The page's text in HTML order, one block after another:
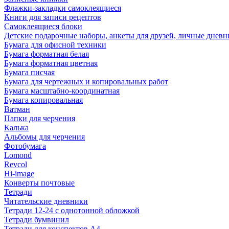
Флажки-закладки самоклеящиеся
Книги для записи рецептов
Самоклеящиеся блоки
Детские подарочные наборы, анкеты для друзей, личные
Бумага для офисной техники
Бумага форматная белая
Бумага форматная цветная
Бумага писчая
Бумага для чертежных и копировальных работ
Бумага масштабно-координатная
Бумага копировальная
Ватман
Папки для черчения
Калька
Альбомы для черчения
Фотобумага
Lomond
Revcol
Hi-image
Конверты почтовые
Тетради
Читательские дневники
Тетради 12-24 с однотонной обложкой
Тетради бумвинил